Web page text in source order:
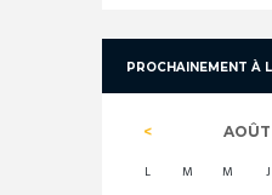
PROCHAINEMENT À
AOÛT
L M M J